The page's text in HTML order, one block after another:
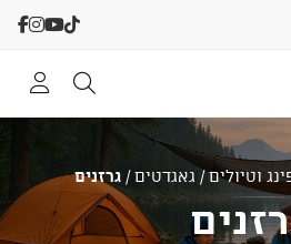
וטיולים/ גאגדטים/ גרזנים